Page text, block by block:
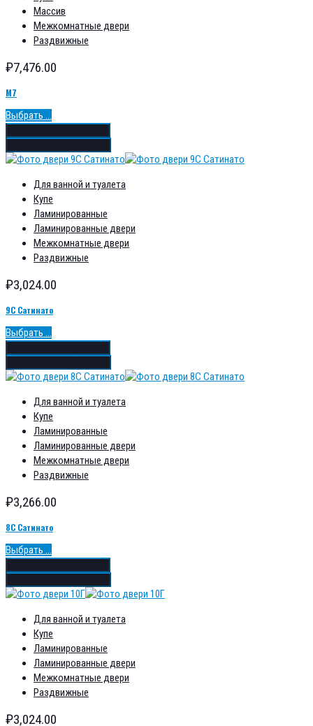
Массив
Межкомнатные двери
Раздвижные
₽7,476.00
М7
Выбрать ...
Для ванной и туалета
Купе
Ламинированные
Ламинированные двери
Межкомнатные двери
Раздвижные
₽3,024.00
9С Сатинато
Выбрать ...
Для ванной и туалета
Купе
Ламинированные
Ламинированные двери
Межкомнатные двери
Раздвижные
₽3,266.00
8С Сатинато
Выбрать ...
Для ванной и туалета
Купе
Ламинированные
Ламинированные двери
Межкомнатные двери
Раздвижные
₽3,024.00